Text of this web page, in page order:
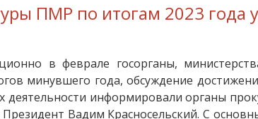
ПМР по итогам 2023 года
в феврале госорганы,
минувшего года, обсуждение
деятельности информировали органы
Вадим Красносельский. С